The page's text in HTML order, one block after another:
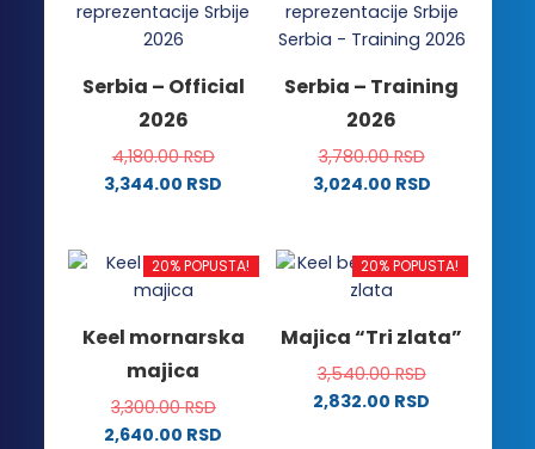
varijanti.
Opcije
biti
izabrane
na
stranici
Opcije
mogu
izabrane
na
stranici
proizvoda.
Serbia – Official
2026
4,180.00RSD
3,344.00 RSD
ima
više
Opcije
mogu
biti
izabrane
Serbia – Training
2026
3,780.00RSD
3,024.00 RSD
ima
više
Opcije
mogu
biti
20% POPUSTA!
Keel mornarska
majica
3,300.00RSD
2,640.00 RSD
20% POPUSTA!
Majica “Tri zlata”
3,540.00RSD
2,832.00 RSD